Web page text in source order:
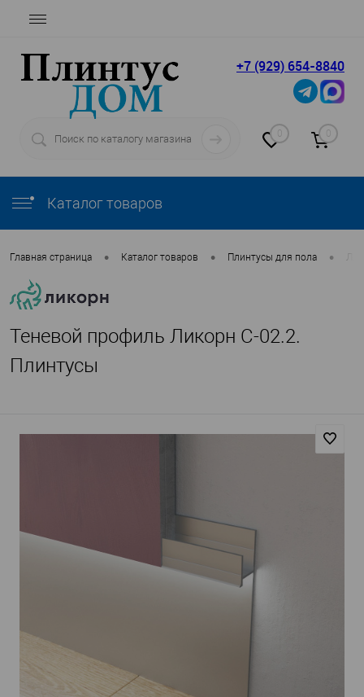
+7 (929) 654-8840
0 0
Каталог товаров
Главная страница • Каталог товаров • Плинтусы для пола •
Теневой профиль Ликорн С-02.2.
Плинтусы